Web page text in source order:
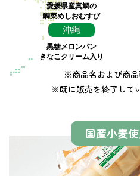
愛媛県産真鯛の
鯛菜めしおむすび
沖縄
黒糖メロンパン
きなこクリーム入り
※商品名および商品
※既に販売を終了して
国産小麦